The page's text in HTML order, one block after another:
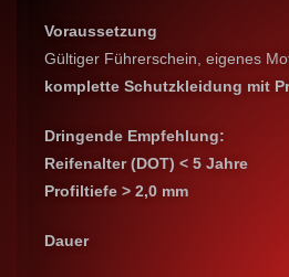
Voraussetzung
Gültiger Führerschein, eigenes
komplette Schutzkleidung mit
Dringende Empfehlung:
Reifenalter (DOT) < 5 Jahre
Profiltiefe > 2,0 mm
Dauer